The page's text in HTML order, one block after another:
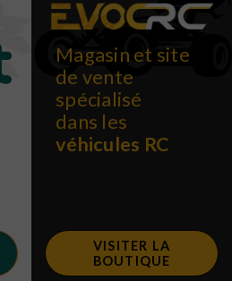
Magasin et site
de vente
spécialisé
dans les
véhicules RC
VISITER LA
BOUTIQUE